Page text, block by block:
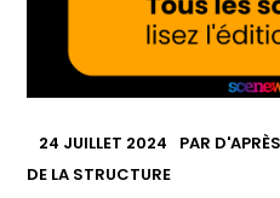
24 JUILLET 2024 PAR
DE LA STRUCTURE